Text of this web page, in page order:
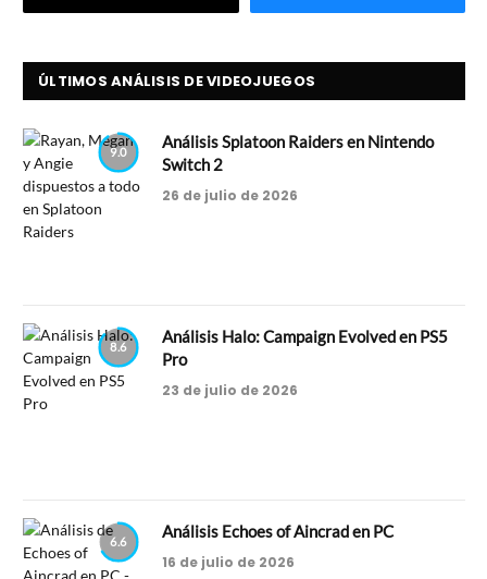
ÚLTIMOS ANÁLISIS DE VIDEOJUEGOS
9.0
Análisis Splatoon Raiders en Nintendo
Switch 2
26 de julio de 2026
8.6
Análisis Halo: Campaign Evolved en PS5
Pro
23 de julio de 2026
6.6
Análisis Echoes of Aincrad en PC
16 de julio de 2026